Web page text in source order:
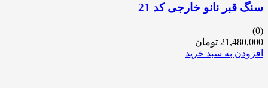
سنگ قبر نانو خارجی کد 21
(0)
21,480,000 تومان
افزودن به سبد خرید